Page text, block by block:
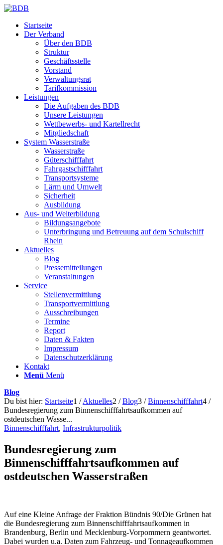
Startseite
Der Verband
Über den BDB
Struktur
Geschäftsstelle
Vorstand
Verwaltungsrat
Tarifkommission
Leistungen
Die Aufgaben des BDB
Unsere Leistungen
Wettbewerbs- und Kartellrecht
Mitgliedschaft
System Wasserstraße
Wasserstraße
Güterschifffahrt
Fahrgastschifffahrt
Transportsysteme
Lärm und Umwelt
Sicherheit
Ausbildung
Aus- und Weiterbildung
Bildungsangebote
Unterbringung und Betreuung auf dem Schulschiff
Rhein
Aktuelles
Blog
Pressemitteilungen
Veranstaltungen
Service
Stellenvermittlung
Transportvermittlung
Ausschreibungen
Termine
Report
Daten & Fakten
Impressum
Datenschutzerklärung
Kontakt
Menü Menü
Blog
Du bist hier: Startseite1 / Aktuelles2 / Blog3 / Binnenschifffahrt4 /
Bundesregierung zum Binnenschifffahrtsaufkommen auf
ostdeutschen Wasse...
Binnenschifffahrt, Infrastrukturpolitik
Bundesregierung zum
Binnenschifffahrtsaufkommen auf
ostdeutschen Wasserstraßen
Auf eine Kleine Anfrage der Fraktion Bündnis 90/Die Grünen hat
die Bundesregierung zum Binnenschifffahrtsaufkommen in
Brandenburg, Berlin und Mecklenburg-Vorpommern geantwortet.
Dabei wurden u.a. Daten zum Fahrzeug- und Tonnageaufkommen